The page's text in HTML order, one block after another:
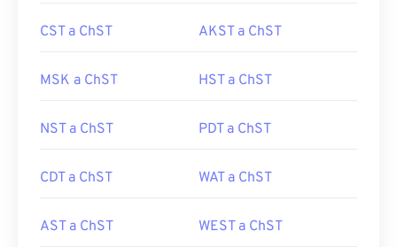
CST a ChST AKST a ChST
MSK a ChST HST a ChST
NST a ChST PDT a ChST
CDT a ChST WAT a ChST
AST a ChST WEST a ChST